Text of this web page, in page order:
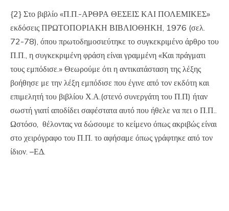
{2} Στο βιβλίο «Π.Π.-ΑΡΘΡΑ ΘΕΣΕΙΣ ΚΑΙ ΠΟΛΕΜΙΚΕΣ»
εκδόσεις ΠΡΩΤΟΠΟΡΙΑΚΗ ΒΙΒΛΙΟΘΗΚΗ, 1976 (σελ.
72-78), όπου πρωτοδημοσιεύτηκε το συγκεκριμένο άρθρο του
Π.Π., η συγκεκριμένη φράση είναι γραμμένη «Και πράγματι
τους εμπόδισε.» Θεωρούμε ότι η αντικατάσταση της λέξης
βοήθησε με την λέξη εμπόδισε που έγινε από τον εκδότη και
επιμελητή του βιβλίου Χ.Α.(στενό συνεργάτη του Π.Π) ήταν
σωστή γιατί αποδίδει σαφέστατα αυτό που ήθελε να πει ο Π.Π..
Ωστόσο, θέλοντας να δώσουμε το κείμενο όπως ακριβώς είναι
στο χειρόγραφο του Π.Π. το αφήσαμε όπως γράφτηκε από τον
ίδιον. –ΕΔ.